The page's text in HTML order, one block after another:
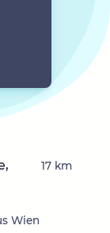
Wien
17 km